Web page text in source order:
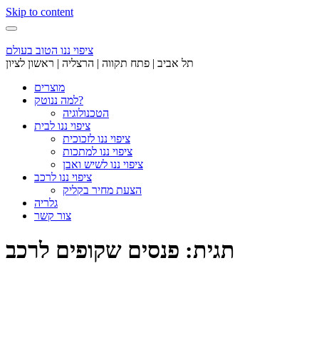
Skip to content
ציפוי ננו הטוב בעולם
תל אביב | פתח תקווה | הרצליה | ראשון לציון
מוצרים
למה ננוטק?
הטכנולוגיה
ציפוי ננו לבית
ציפוי ננו לזכוכית
ציפוי ננו למתכות
ציפוי ננו לשיש ואבן
ציפוי ננו לרכב
הצעת מחיר בקליק
גלריה
צור קשר
תגית: פנסים שקופים לרכב